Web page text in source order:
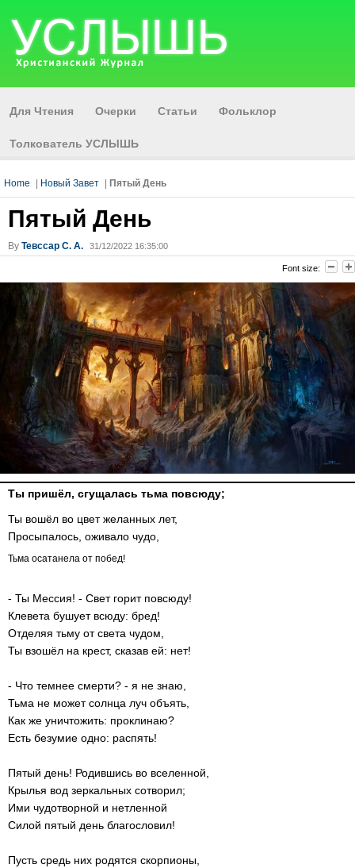
Для Чтения Очерки Статьи Фольклор
Толкователь УСЛЫШЬ
Home Новый Завет Пятый День
Пятый День
By Тевссар С. А. 31/12/2022 16:35:00
Font size:
Ты пришёл, сгущалась тьма повсюду;
Ты вошёл во цвет желанных лет,
Просыпалось, оживало чудо,
Тьма осатанела от побед!
- Ты Мессия! - Свет горит повсюду!
Клевета бушует всюду: бред!
Отделяя тьму от света чудом,
Ты взошёл на крест, сказав ей: нет!
- Что темнее смерти? - я не знаю,
Тьма не может солнца луч объять,
Как же уничтожить: проклинаю?
Есть безумие одно: распять!
Пятый день! Родившись во вселенной,
Крылья вод зеркальных сотворил;
Ими чудотворной и нетленной
Силой пятый день благословил!
Пусть средь них родятся скорпионы,